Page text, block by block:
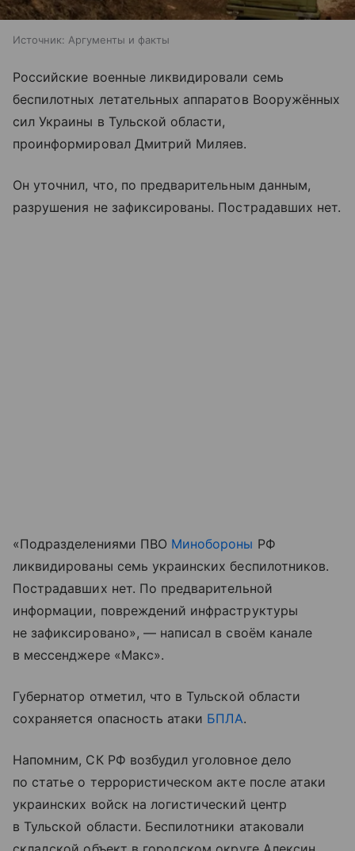
Источник: Аргументы и факты
Российские военные ликвидировали семь
беспилотных летательных аппаратов Вооружённых
сил Украины в Тульской области,
проинформировал Дмитрий Миляев.
Он уточнил, что, по предварительным данным,
разрушения не зафиксированы. Пострадавших нет.
«Подразделениями ПВО Минобороны РФ
ликвидированы семь украинских беспилотников.
Пострадавших нет. По предварительной
информации, повреждений инфраструктуры
не зафиксировано», — написал в своём канале
в мессенджере «Макс».
Губернатор отметил, что в Тульской области
сохраняется опасность атаки БПЛА.
Напомним, СК РФ возбудил уголовное дело
по статье о террористическом акте после атаки
украинских войск на логистический центр
в Тульской области. Беспилотники атаковали